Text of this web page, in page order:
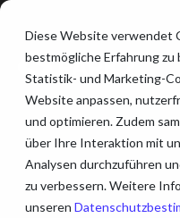
Diese Website verwendet
bestmögliche Erfahrung zu
Statistik- und Marketing-
Website anpassen,
und optimieren. Zudem
über Ihre Interaktion mit
Analysen durchzuführen
zu verbessern. Weitere
unseren